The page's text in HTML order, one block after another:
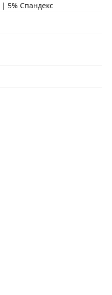
5% Спандекс